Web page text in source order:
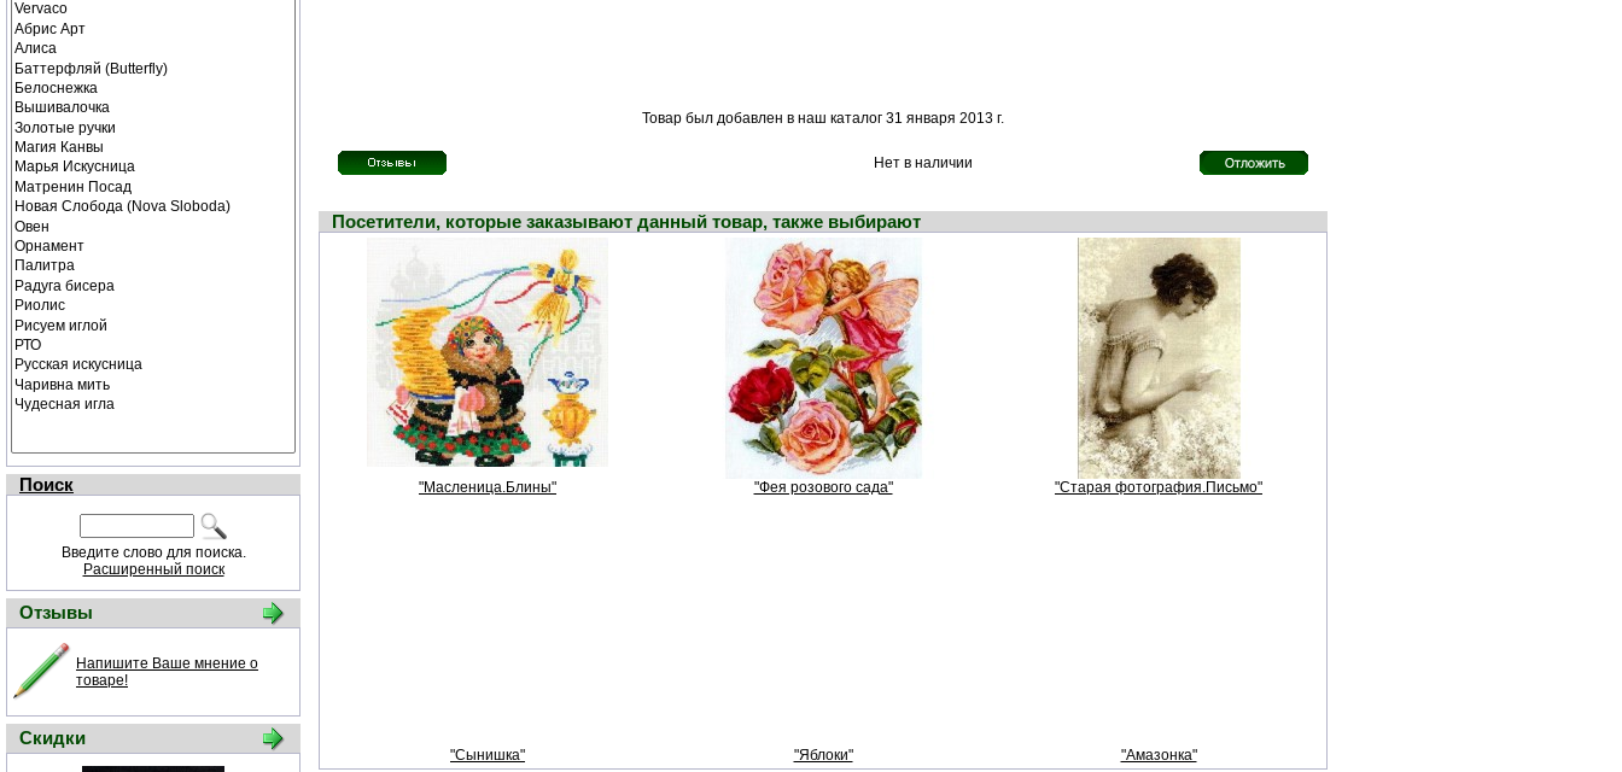
Поиск
Введите слово для поиска.
Расширенный поиск
Отзывы
Напишите Ваше мнение о
товаре!
Скидки
Товар был добавлен в наш каталог 31 января 2013 г.
Нет в наличии
Посетители, которые заказывают данный товар, также выбирают
"Масленица.Блины" "Фея розового сада" "Старая фотография.Письмо"
"Сынишка" "Яблоки" "Амазонка"